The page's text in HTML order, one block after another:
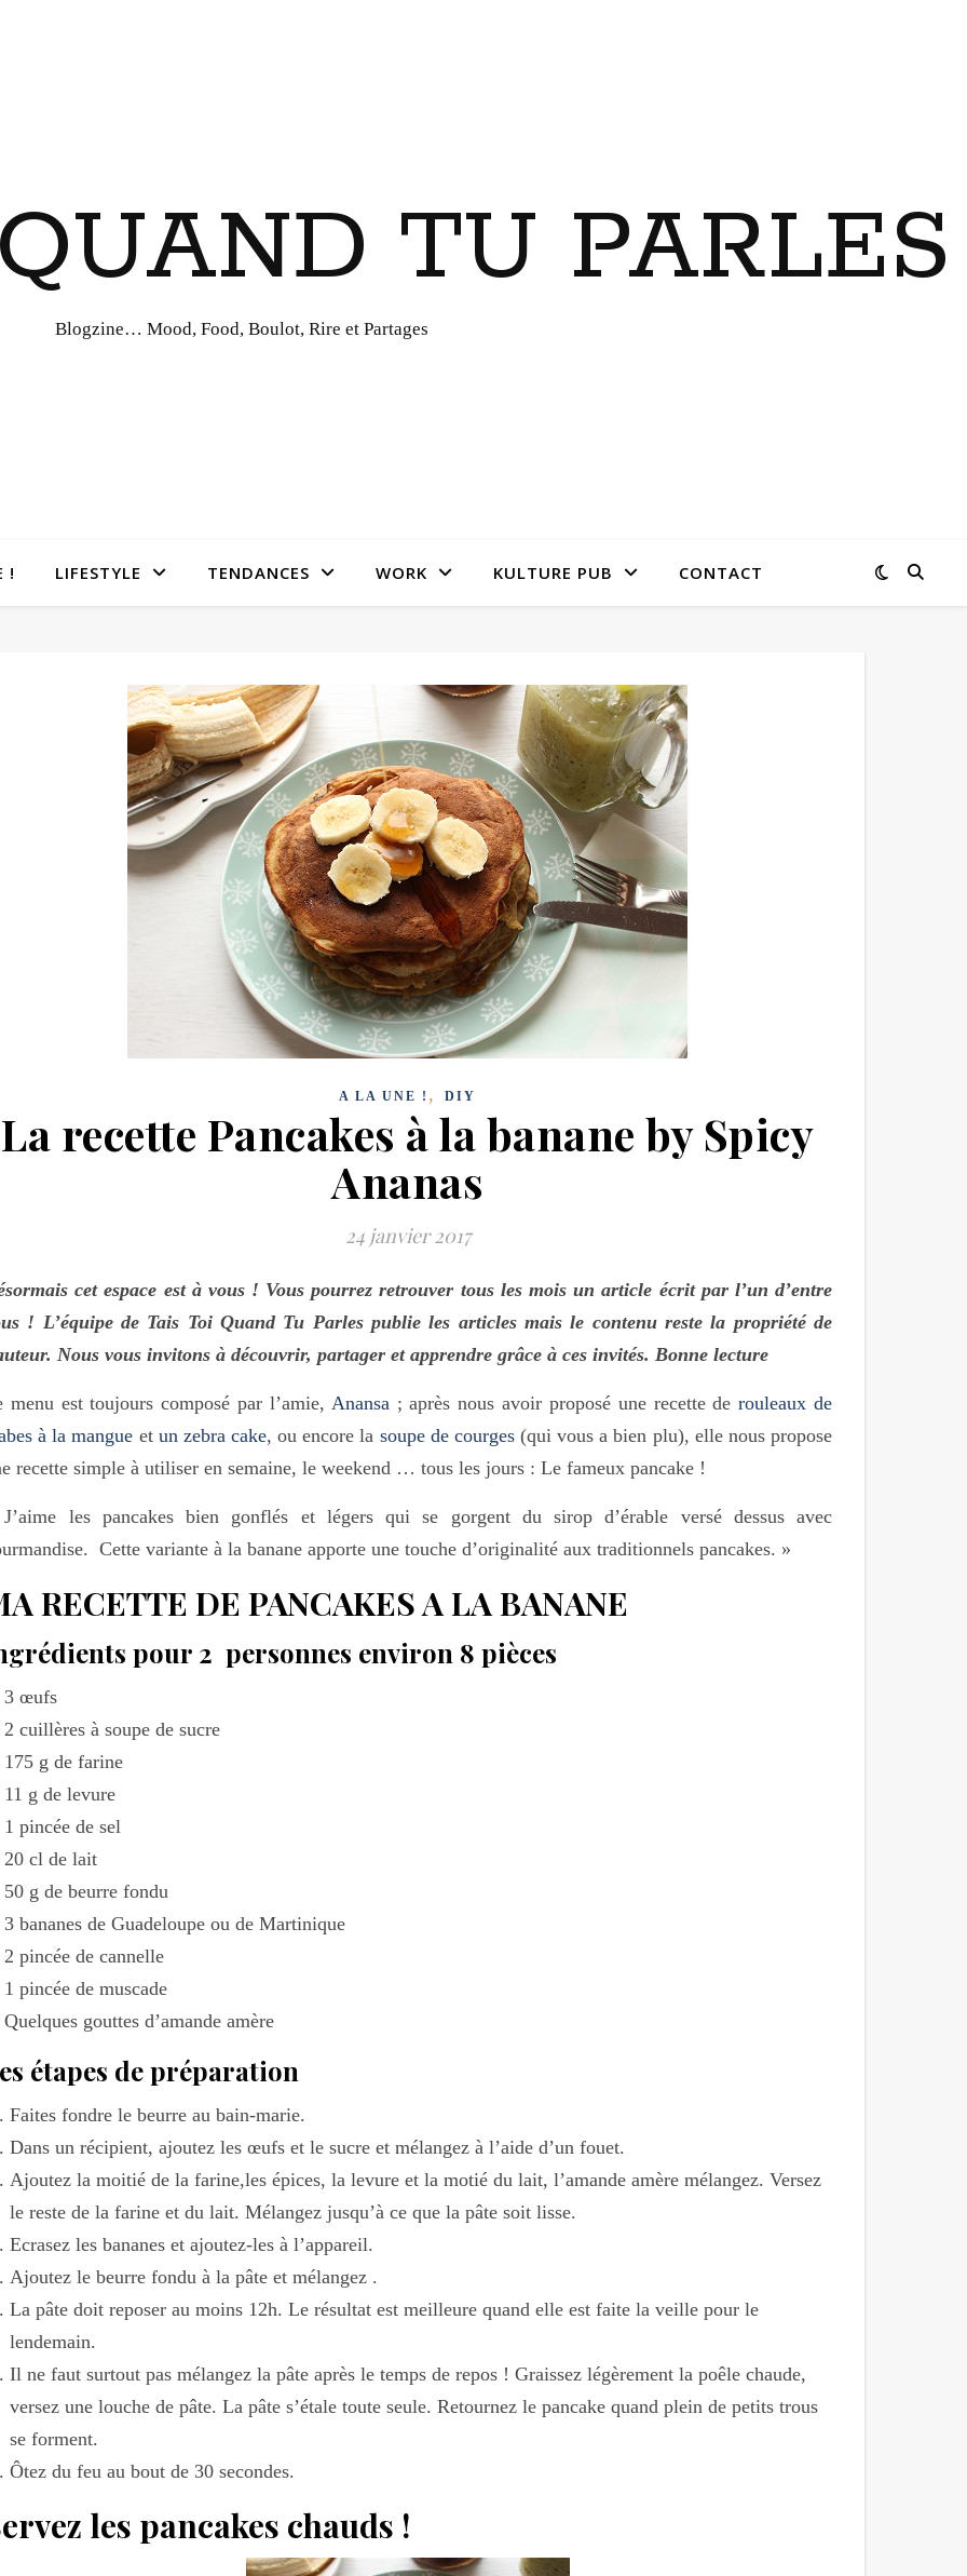
TU PARLES
Blogzine… Mood, Food, Boulot, Rire et Partages
! LIFESTYLE TENDANCES WORK KULTURE PUB CONTACT
A LA UNE ! , DIY
La recette Pancakes à la banane by Spicy
Ananas
24 janvier 2017
cet espace est à vous ! Vous pourrez retrouver tous les mois un article écrit par l’un d’entre
! L’équipe de Tais Toi Quand Tu Parles publie les articles mais le contenu reste la propriété de
Nous vous invitons à découvrir, partager et apprendre grâce à ces invités. Bonne lecture
menu est toujours composé par l’amie, Anansa; après nous avoir proposé une recette derouleaux de
à lamangue et un zebra cake, ou encore la soupe de courges(qui vous a bien plu), elle nous propose
recette simple à utiliser en semaine, le weekend … tous les jours : Le fameux pancake !
les pancakes bien gonflés et légers qui se gorgent du sirop d’érable versé dessus avec
Cette variante à la banane apporte une touche d’originalité aux traditionnels pancakes. »
RECETTE DE PANCAKES A LA BANANE
pour 2 personnes environ 8 pièces
3 œufs
2 cuillères à soupe de sucre
175 g de farine
11 g de levure
1 pincée de sel
20 cl de lait
50 g de beurre fondu
3 bananes de Guadeloupe ou de Martinique
2 pincée de cannelle
1 pincée de muscade
Quelques gouttes d’amande amère
étapes de préparation
Faites fondre le beurre au bain-marie.
Dans un récipient, ajoutez les œufs et le sucre et mélangez à l’aide d’un fouet.
Ajoutez la moitié de la farine,les épices, la levure et la motié du lait, l’amande amère mélangez. Versez
le reste de la farine et du lait. Mélangez jusqu’à ce que la pâte soit lisse.
Ecrasez les bananes et ajoutez-les à l’appareil.
Ajoutez le beurre fondu à la pâte et mélangez .
La pâte doit reposer au moins 12h. Le résultat est meilleure quand elle est faite la veille pour le
lendemain.
Il ne faut surtout pas mélangez la pâte après le temps de repos ! Graissez légèrement la poêle chaude,
versez une louche de pâte. La pâte s’étale toute seule. Retournez le pancake quand plein de petits trous
se forment.
Ôtez du feu au bout de 30 secondes.
les pancakes chauds !